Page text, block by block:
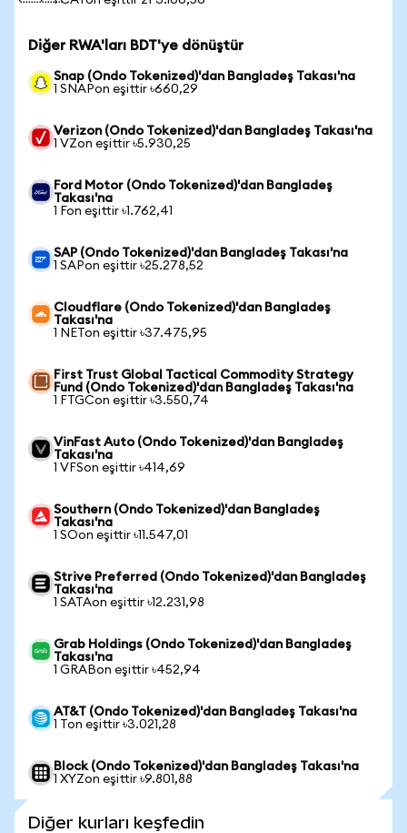
Diğer RWA'ları BDT'ye dönüştür
Snap (Ondo Tokenized)'dan Bangladeş Takası'na
1 SNAPon eşittir ৳660,29
Verizon (Ondo Tokenized)'dan Bangladeş Takası'na
1 VZon eşittir ৳5.930,25
Ford Motor (Ondo Tokenized)'dan Bangladeş
Takası'na
1 Fon eşittir ৳1.762,41
SAP (Ondo Tokenized)'dan Bangladeş Takası'na
1 SAPon eşittir ৳25.278,52
Cloudflare (Ondo Tokenized)'dan Bangladeş
Takası'na
1 NETon eşittir ৳37.475,95
First Trust Global Tactical Commodity Strategy
Fund (Ondo Tokenized)'dan Bangladeş Takası'na
1 FTGCon eşittir ৳3.550,74
VinFast Auto (Ondo Tokenized)'dan Bangladeş
Takası'na
1 VFSon eşittir ৳414,69
Southern (Ondo Tokenized)'dan Bangladeş
Takası'na
1 SOon eşittir ৳11.547,01
Strive Preferred (Ondo Tokenized)'dan Bangladeş
Takası'na
1 SATAon eşittir ৳12.231,98
Grab Holdings (Ondo Tokenized)'dan Bangladeş
Takası'na
1 GRABon eşittir ৳452,94
AT&T (Ondo Tokenized)'dan Bangladeş Takası'na
1 Ton eşittir ৳3.021,28
Block (Ondo Tokenized)'dan Bangladeş Takası'na
1 XYZon eşittir ৳9.801,88
Diğer kurları keşfedin